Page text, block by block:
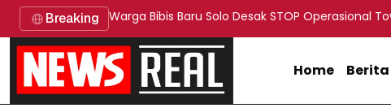
Breaking Warga Bibis Baru Solo Desak STOP Operasional
Home Berita